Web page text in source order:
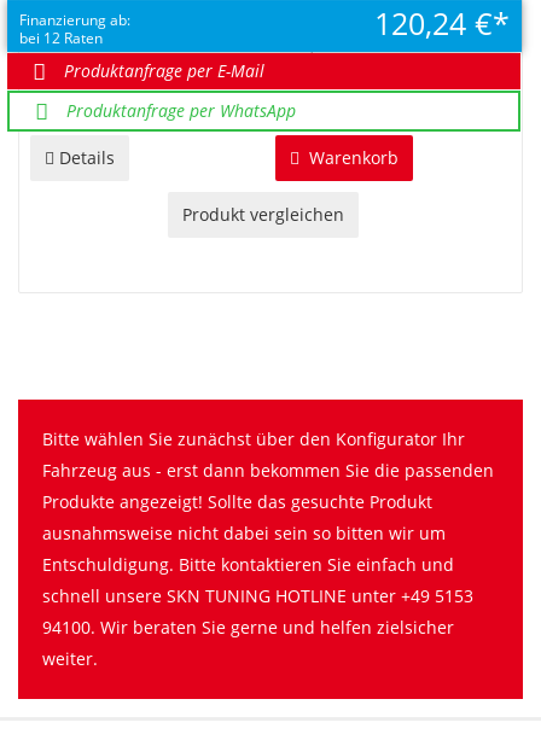
Sie sparen 44,63 €
Finanzierung ab:
bei 12 Raten
120,24 €
Produktanfrage per E-Mail
Produktanfrage per WhatsApp
Details Warenkorb
Produkt vergleichen
Bitte wählen Sie zunächst über den Konfigurator Ihr
Fahrzeug aus - erst dann bekommen Sie die passenden
Produkte angezeigt! Sollte das gesuchte Produkt
ausnahmsweise nicht dabei sein so bitten wir um
Entschuldigung. Bitte kontaktieren Sie einfach und
schnell unsere SKN TUNING HOTLINE unter +49 5153
94100. Wir beraten Sie gerne und helfen zielsicher
weiter.